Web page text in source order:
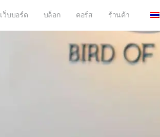
เว็บบอร์ด บล็อก คอร์ส ร้านค้า